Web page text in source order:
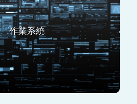
作業系統
Windows 系列
Linux
macOS